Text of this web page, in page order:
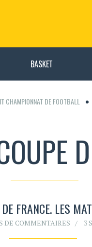
BASKET
CHAMPIONNAT DE FOOTBALL
FRANCE. LES
DE COMMENTAIRES 3